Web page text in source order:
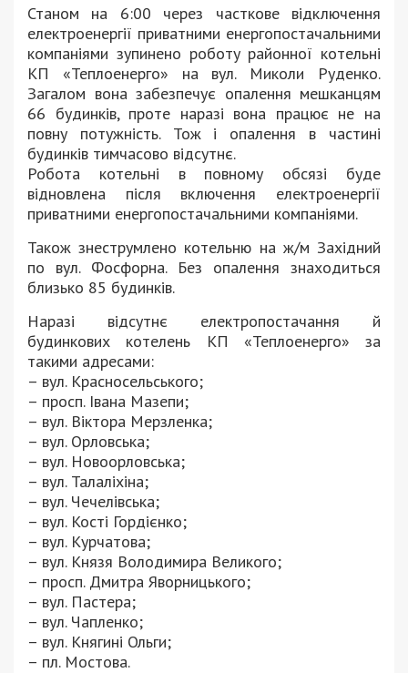
Станом на 6:00 через часткове відключення
електроенергії приватними енергопостачальними
компаніями зупинено роботу районної котельні
КП «Теплоенерго» на вул. Миколи Руденко.
Загалом вона забезпечує опалення мешканцям
66 будинків, проте наразі вона працює не на
повну потужність. Тож і опалення в частині
будинків тимчасово відсутнє.
Робота котельні в повному обсязі буде
відновлена після включення електроенергії
приватними енергопостачальними компаніями.
Також знеструмлено котельню на ж/м Західний
по вул. Фосфорна. Без опалення знаходиться
близько 85 будинків.
Наразі відсутнє електропостачання й
будинкових котелень КП «Теплоенерго» за
такими адресами:
– вул. Красносельського;
– просп. Івана Мазепи;
– вул. Віктора Мерзленка;
– вул. Орловська;
– вул. Новоорловська;
– вул. Талаліхіна;
– вул. Чечелівська;
– вул. Кості Гордієнко;
– вул. Курчатова;
– вул. Князя Володимира Великого;
– просп. Дмитра Яворницького;
– вул. Пастера;
– вул. Чапленко;
– вул. Княгині Ольги;
– пл. Мостова.